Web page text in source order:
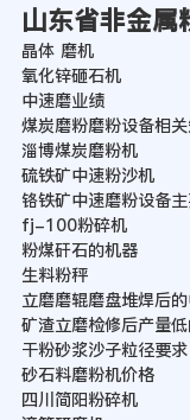
山东省非金属
晶体 磨机
氧化锌砸石机
中速磨业绩
煤炭磨粉磨粉设备相
淄博煤炭磨粉机
硫铁矿中速粉沙机
铬铁矿中速磨粉设备
fj-100粉碎机
粉煤矸石的机器
生料粉秤
立磨磨辊磨盘堆焊后
矿渣立磨检修后产量
干粉砂浆沙子粒径要求
砂石料磨粉机价格
四川简阳粉碎机